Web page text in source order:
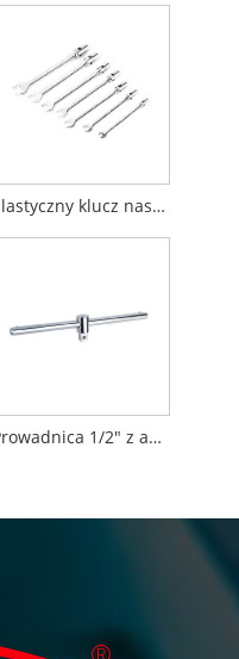
Elastyczny klucz nasadowy
Prowadnica 1/2" z adapterem